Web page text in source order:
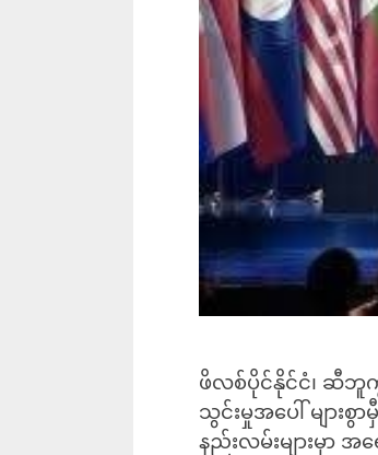
ဖိလစ်ပိုင်နိုင်ငံ၊ ဆီဘူ
သွင်းမှုအပေါ် မျာ
နည်းလမ်းများမှာ အ